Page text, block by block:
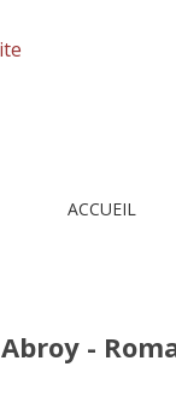
ACCUEIL
Abroy -